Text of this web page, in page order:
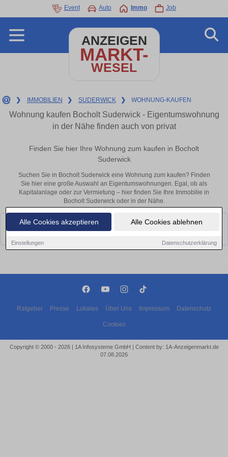
Alle Cookies akzeptieren Alle Cookies ablehnen
Einstellungen Datenschutzerklärung
Event Auto Immo Job
ANZEIGEN
MARKT-
WESEL
❯ IMMOBILIEN ❯ SUDERWICK ❯ WOHNUNG-KAUFEN
Wohnung kaufen Bocholt Suderwick - Eigentumswohnung
in der Nähe finden auch von privat
Finden Sie hier Ihre Wohnung zum kaufen in Bocholt
Suderwick
Suchen Sie in Bocholt Suderwick eine Wohnung zum kaufen? Finden
Sie hier eine große Auswahl an Eigentumswohnungen. Egal, ob als
Kapitalanlage oder zur Vermietung – hier finden Sie Ihre Immobilie in
Bocholt Suderwick oder in der Nähe.
Leider konnten wir derzeit keine passenden Objekte finden. Schauen Sie
bald wieder vorbei!
Ratgeber Presse Lokales Über Uns Impressum Datenschutz
Cookies
Copyright © 2000 - 2026 | 1A Infosysteme GmbH | Content by: 1A-Anzeigenmarkt.de
07.08.2026